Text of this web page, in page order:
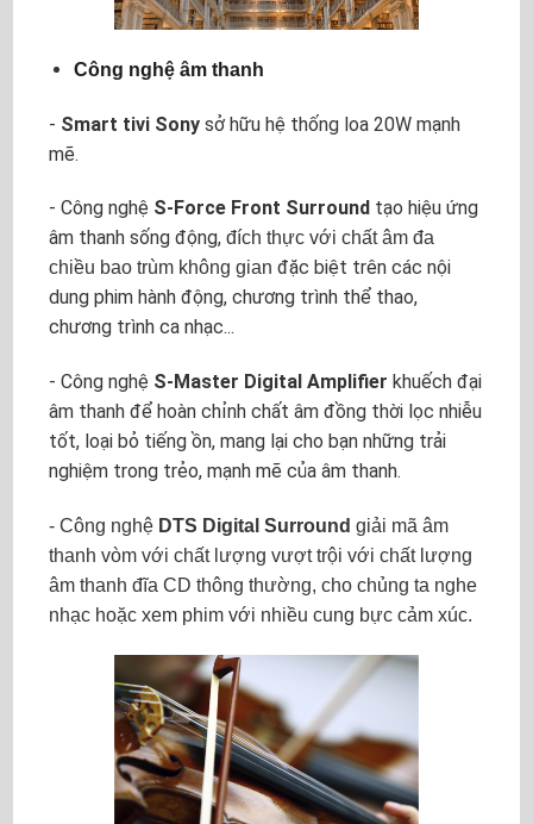
Công nghệ âm thanh
- Smart tivi Sony sở hữu hệ thống loa 20W mạnh
mẽ.
- Công nghệ S-Force Front Surround tạo hiệu ứng
âm thanh sống động, đích thực với chất âm đa
chiều bao trùm không gian đặc biệt trên các nội
dung phim hành động, chương trình thể thao,
chương trình ca nhạc...
- Công nghệ S-Master Digital Amplifier khuếch đại
âm thanh để hoàn chỉnh chất âm đồng thời lọc nhiễu
tốt, loại bỏ tiếng ồn, mang lại cho bạn những trải
nghiệm trong trẻo, mạnh mẽ của âm thanh.
- Công nghệ DTS Digital Surround giải mã âm
thanh vòm với chất lượng vượt trội với chất lượng
âm thanh đĩa CD thông thường, cho chủng ta nghe
nhạc hoặc xem phim với nhiều cung bực cảm xúc.